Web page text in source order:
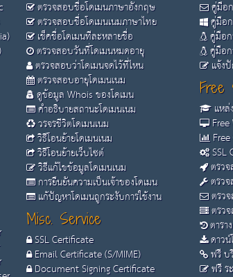
ตรวจสอบชื่อโดเมนภาษาอังกฤษ
ตรวจสอบชื่อโดเมนเนมภาษาไทย
เช็คชื่อโดเมนทีละหลายชื่อ
ตรวจสอบวันที่โดเมนหมดอายุ
ตรวจสอบว่าโดเมนจดไว้ที่ไหน
ตรวจสอบอายุโดเมนเนม
ดูข้อมูล Whois ของโดเมน
คำอธิบายสถานะโดเมนเนม
วรจรชีวิตโดเมนเนม
วิธีโอนย้ายโดเมนเนม
วิธีโอนย้ายเว็บไซต์
วิธีแก้ไขข้อมูลโดเมนเนม
การยืนยันความเป็นเจ้าของโดเมน
แก้ปัญหาโดเมนถูกระงับการใช้งาน
Misc. Service
SSL Certificate
Email Certificate (S/MIME)
Document Signing Certificate
คู่มือก
คู่มือก
คู่มือก
คู่มือก
แจ้งปั
Free
แหล่
Free
Free
SSL
ตรวจ
ตรวจ
ตรว
ตรวจ
ตารา
ดาวน์
ฟรี บ
ฟรี ร